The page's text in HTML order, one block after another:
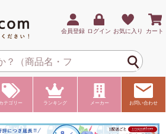
会員登録 ログイン お気に入り カート
カテゴリー ランキング メーカー お問い合わせ